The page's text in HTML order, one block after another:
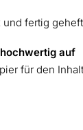
fertig
hochwertig auf
für den